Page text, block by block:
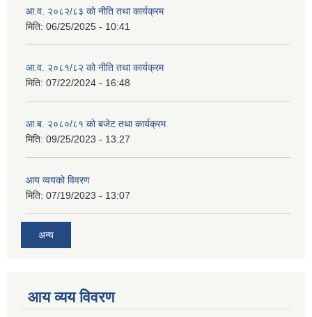
आ.व. २०८२/८३ को नीति तथा कार्यक्रम
मिति: 06/25/2025 - 10:41
आ.व. २०८१/८२ को नीति तथा कार्यक्रम
मिति: 07/22/2024 - 16:48
आ.ब. २०८०/८१ को बजेट तथा कार्यक्रम
मिति: 09/25/2023 - 13:27
आय व्वयको विवरण
मिति: 07/19/2023 - 13:07
अन्य
आय व्यय विवरण